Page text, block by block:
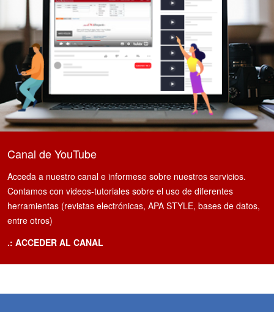
Canal de YouTube
Acceda a nuestro canal e informese sobre nuestros servicios.
Contamos con videos-tutoriales sobre el uso de diferentes
herramientas (revistas electrónicas, APA STYLE, bases de datos,
entre otros)
.: ACCEDER AL CANAL